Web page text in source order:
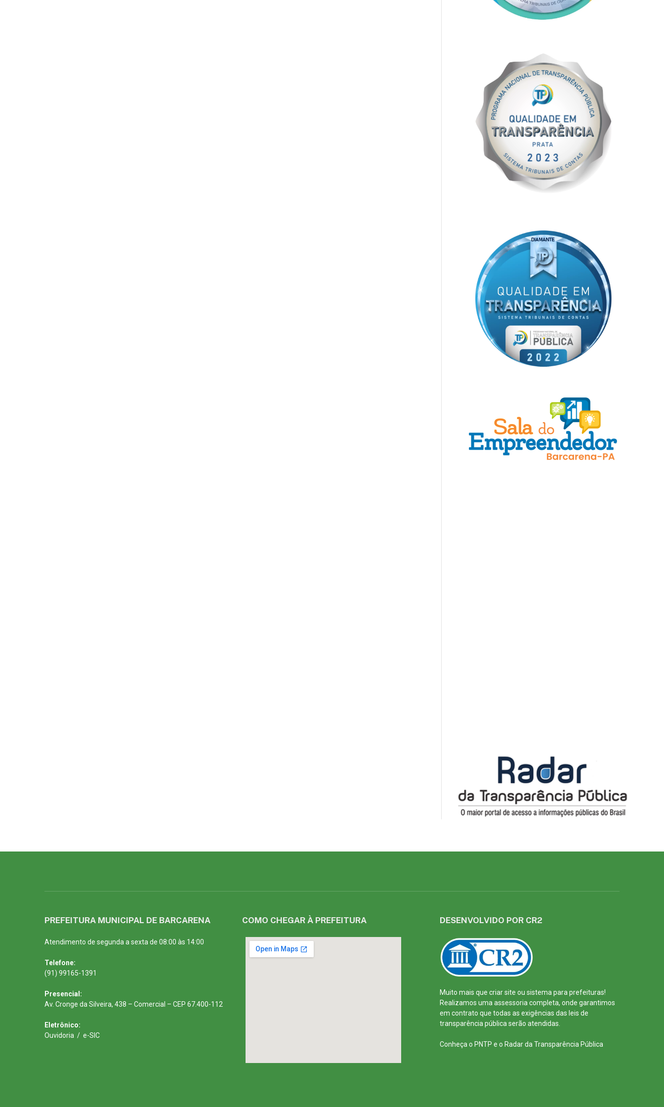
PREFEITURA MUNICIPAL DE BARCARENA
Atendimento de segunda a sexta de 08:00 às 14:00
Telefone:
(91) 99165-1391
Presencial:
Av. Cronge da Silveira, 438 – Comercial – CEP 67.400-112
Eletrônico:
Ouvidoria / e-SIC
COMO CHEGAR À PREFEITURA DESENVOLVIDO POR CR2
Muito mais que criar site ou sistema para prefeituras!
Realizamos uma assessoria completa, onde garantimos
em contrato que todas as exigências das leis de
transparência pública serão atendidas.
Conheça o PNTP e o Radar da Transparência Pública